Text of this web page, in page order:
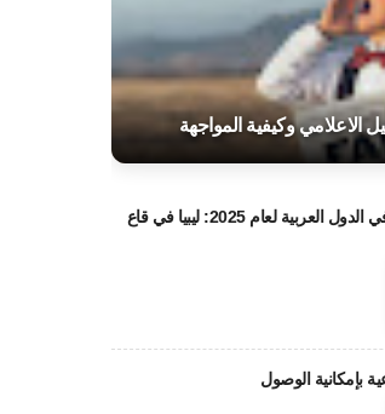
الاعلامي وكيفية المواجهة
متوسط الرواتب في الدول العربية لعام 2025: ليبيا في قاع
بإمكانية الوصول